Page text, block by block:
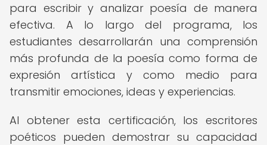
para escribir y analizar poesía de manera
efectiva. A lo largo del programa, los
estudiantes desarrollarán una comprensión
más profunda de la poesía como forma de
expresión artística y como medio para
transmitir emociones, ideas y experiencias.
Al obtener esta certificación, los escritores
poéticos pueden demostrar su capacidad